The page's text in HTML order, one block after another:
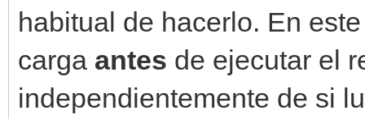
habitual de hacerlo. En
carga antes de ejecutar el
independientemente de si